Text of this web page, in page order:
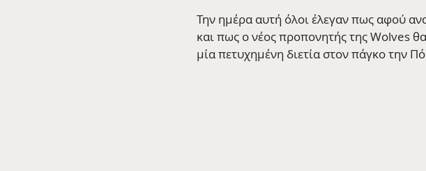
Την ημέρα αυτή όλοι έλεγαν πως αφού
και πως ο νέος προπονητής της Wolves
μία πετυχημένη διετία στον πάγκο την